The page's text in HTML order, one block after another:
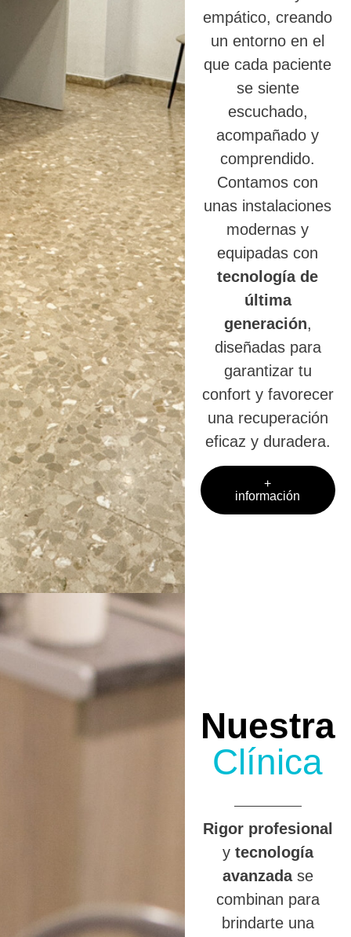
empático, creando
un entorno en el
que cada paciente
se siente
escuchado,
acompañado y
comprendido.
Contamos con
unas instalaciones
modernas y
equipadas con
tecnología de
última
generación,
diseñadas para
garantizar tu
confort y favorecer
una recuperación
eficaz y duradera.
+
información
Nuestra
Clínica
Rigor profesional
y tecnología
avanzadase
combinan para
brindarte una